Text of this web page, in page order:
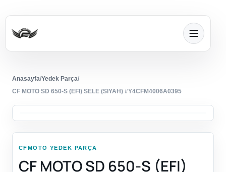
Anasayfa/Yedek Parça/
CF MOTO SD 650-S (EFI) SELE (SIYAH) #Y4CFM4006A0395
CFMOTO YEDEK PARÇA
CF MOTO SD 650-S (EFI)